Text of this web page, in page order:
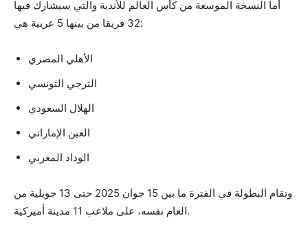
أما النسخة الموسعة من كأس العالم للأندية والتي سيشارك فيها
32 فريقا من بينها 5 عربية هي:
الأهلي المصري
الترجي التونسي
الهلال السعودي
العين الإماراتي
الوداد المغربي
وتقام البطولة في الفترة ما بين 15 جوان 2025 حتى 13 جويلية من
العام نفسه، على ملاعب 11 مدينة أميركية.